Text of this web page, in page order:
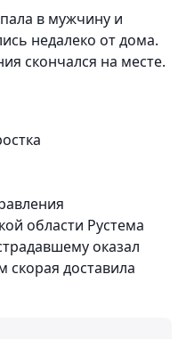
в мужчину и
недалеко от дома.
скончался на месте.
области Рустема
оказал
скорая доставила